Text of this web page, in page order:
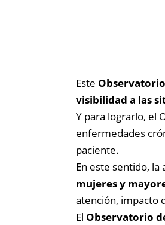
Este Observatorio
visibilidad a las
Y para lograrlo, el
enfermedades
paciente.
En este sentido,
mujeres y
atención, impacto
El Observatorio